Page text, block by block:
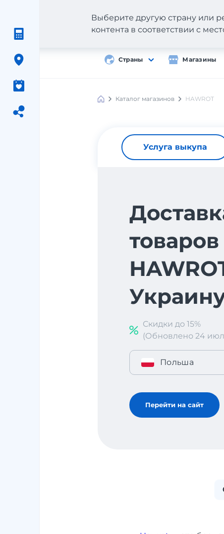
Страны Магазины
Выберите другую страну или
контента в соответствии с
Каталог магазинов HAWROT
Услуга выкупа
товаров
Скидки до 15%
(Обновлено 24 июл.
Польша
Перейти на сайт